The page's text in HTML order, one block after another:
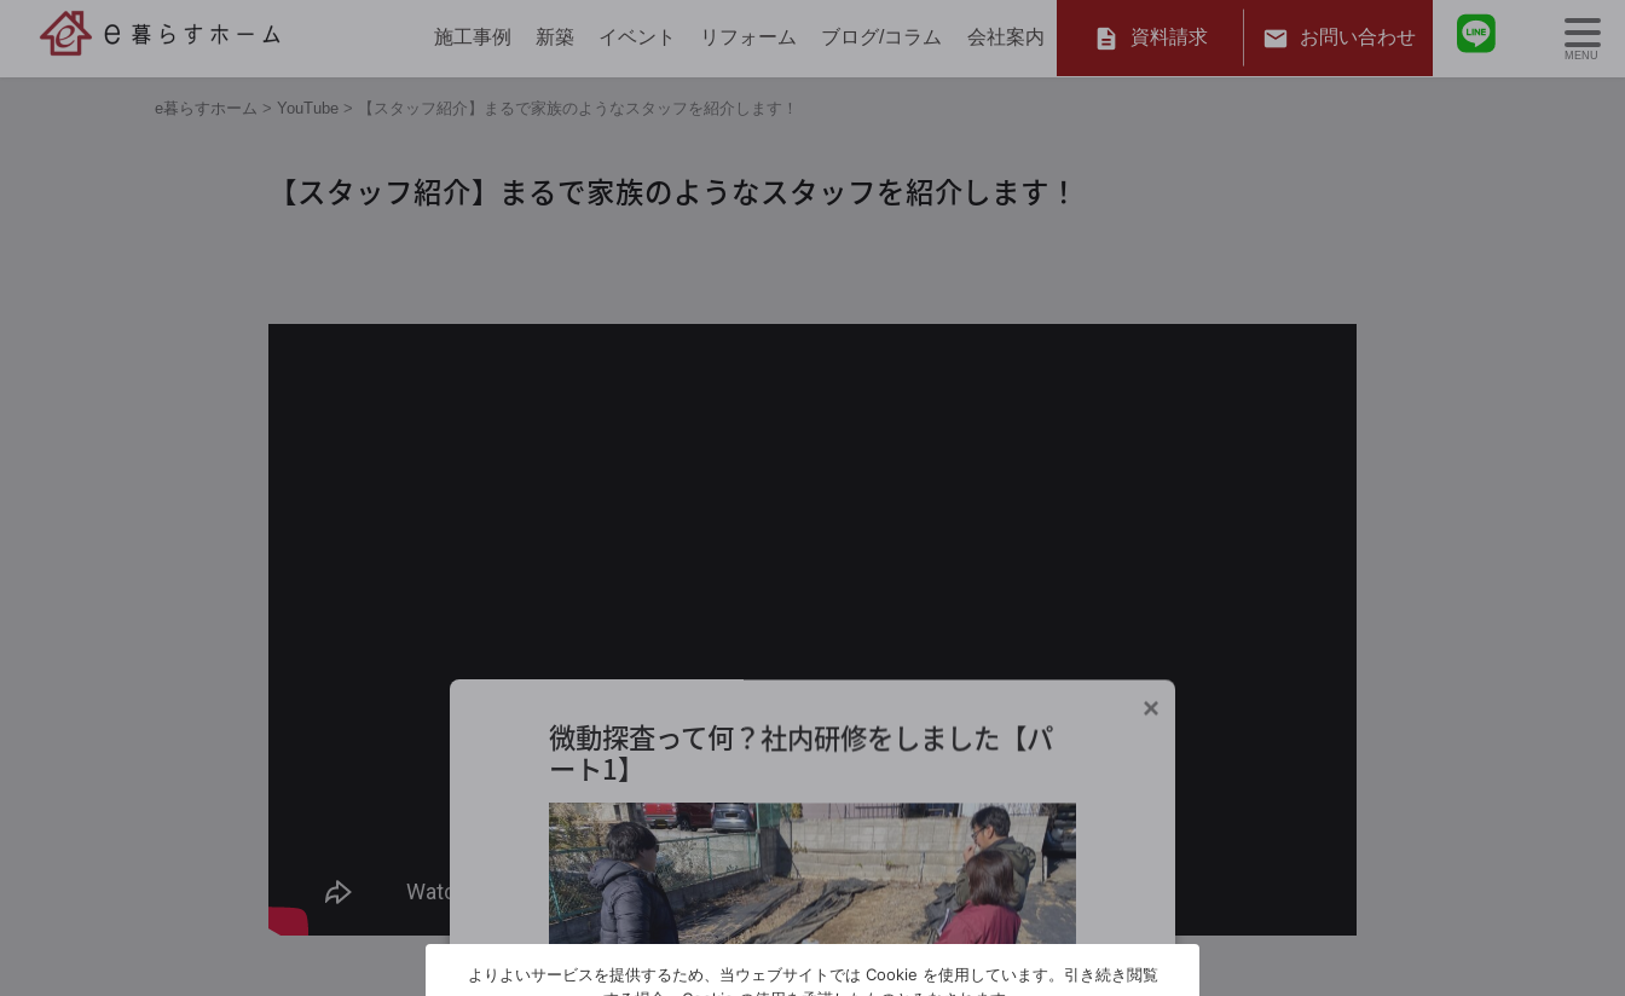
施工事例 新築 イベント リフォーム ブログ/コラム 会社案内 資料請求 お問い合わせ
e暮らすホーム > YouTube > 【スタッフ紹介】まるで家族のようなスタッフを紹介します！
【スタッフ紹介】まるで家族のようなスタッフを紹介します！
MENU
微動探査って何？社内研修をしました【パ
ート1】
×
よりよいサービスを提供するため、当ウェブサイトでは Cookie を使用しています。引き続き閲覧